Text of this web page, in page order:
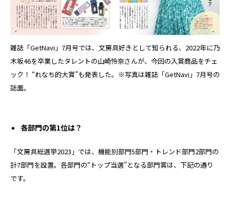
雑誌「GetNavi」7月号では、文房具好きとして知られる、2022年に乃
木坂46を卒業したタレントの山崎怜奈さんが、今回の入賞商品をチェ
ック！ “れなち的大賞”も発表した。※写真は雑誌「GetNavi」7月号の
誌面。
各部門の第1位は？
「文房具総選挙2023」では、機能別部門5部門・トレンド部門2部門の
計7部門を設置。各部門の“トップ当選”となる部門賞は、下記の通り
です。